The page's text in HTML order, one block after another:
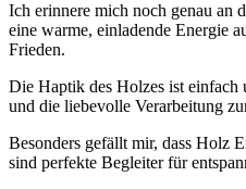
Ich erinnere mich noch genau‌ an
eine warme, ​einladende Energie
Frieden.
Die Haptik ‌des Holzes ist einfach
und die liebevolle Verarbeitung
Besonders gefällt mir, dass Holz
sind perfekte Begleiter für​